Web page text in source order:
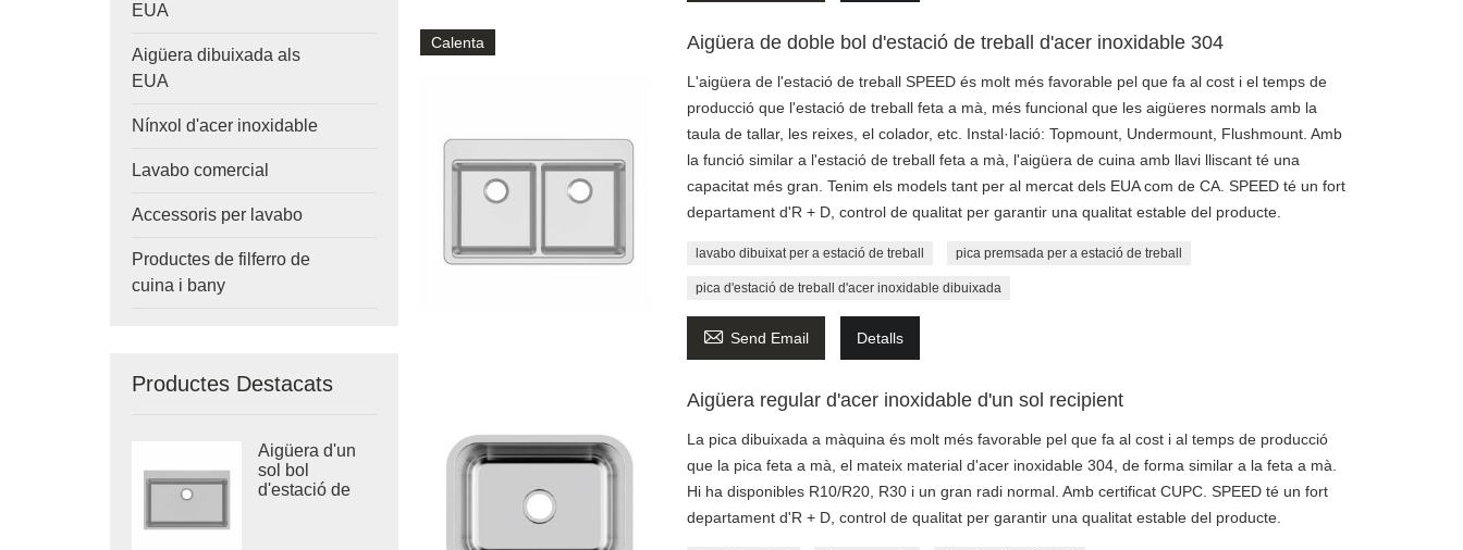
EUA
Aigüera dibuixada als
EUA
Nínxol d'acer inoxidable
Lavabo comercial
Accessoris per lavabo
Productes de filferro de
cuina i bany
Productes Destacats
Aigüera d'un
sol bol
d'estació de
Calenta Aigüera de doble bol d'estació de treball d'acer inoxidable 304
L'aigüera de l'estació de treball SPEED és molt més favorable pel que fa al cost i el temps de
producció que l'estació de treball feta a mà, més funcional que les aigüeres normals amb la
taula de tallar, les reixes, el colador, etc. Instal·lació: Topmount, Undermount, Flushmount. Amb
la funció similar a l'estació de treball feta a mà, l'aigüera de cuina amb llavi lliscant té una
capacitat més gran. Tenim els models tant per al mercat dels EUA com de CA. SPEED té un fort
departament d'R + D, control de qualitat per garantir una qualitat estable del producte.
lavabo dibuixat per a estació de treball pica premsada per a estació de treball
pica d'estació de treball d'acer inoxidable dibuixada
 Send Email Detalls
Aigüera regular d'acer inoxidable d'un sol recipient
La pica dibuixada a màquina és molt més favorable pel que fa al cost i al temps de producció
que la pica feta a mà, el mateix material d'acer inoxidable 304, de forma similar a la feta a mà.
Hi ha disponibles R10/R20, R30 i un gran radi normal. Amb certificat CUPC. SPEED té un fort
departament d'R + D, control de qualitat per garantir una qualitat estable del producte.